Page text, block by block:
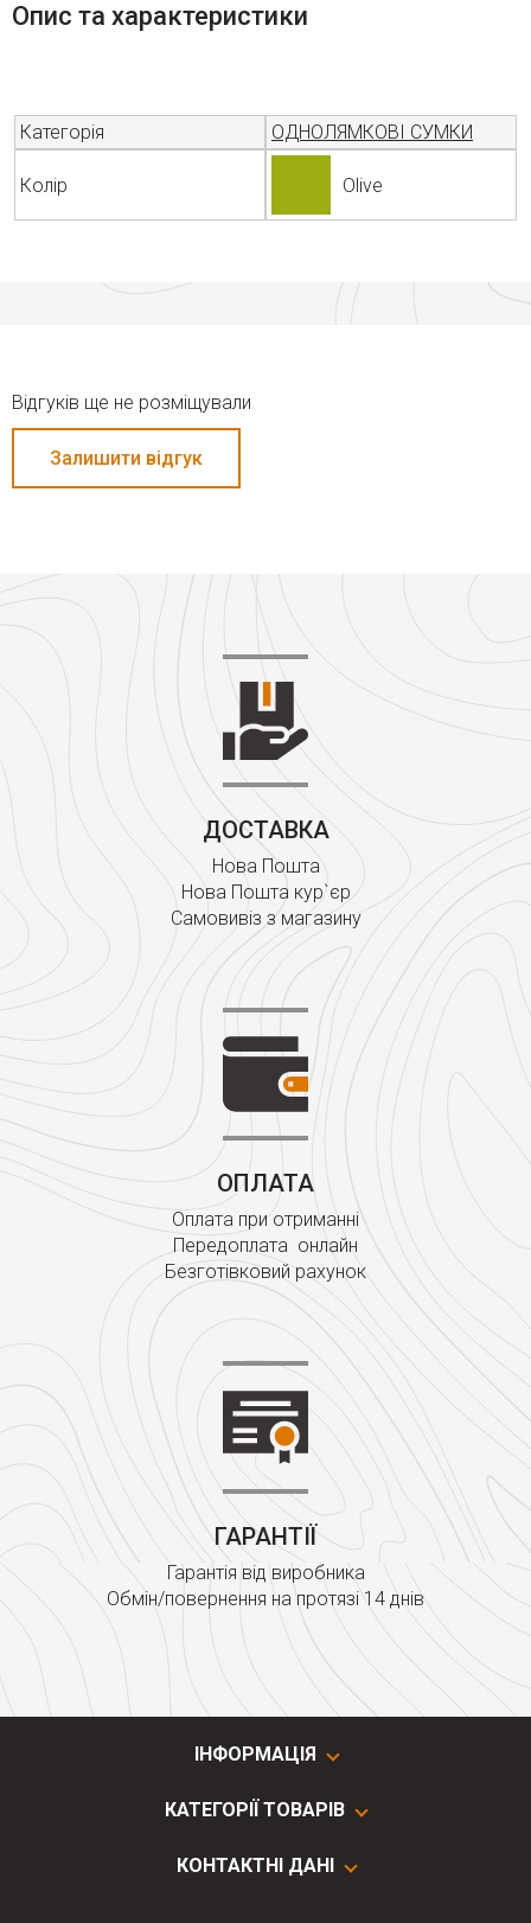
Опис та характеристики
Категорія ОДНОЛЯМКОВІ СУМКИ
Колір Olive
Відгуків ще не розміщували
Залишити відгук
ДОСТАВКА
Нова Пошта
Нова Пошта кур`єр
Самовивіз з магазину
ОПЛАТА
Оплата при отриманні
Передоплата онлайн
Безготівковий рахунок
ГАРАНТІЇ
Гарантія від виробника
Обмін/повернення на протязі 14 днів
ІНФОРМАЦІЯ
КАТЕГОРІЇ ТОВАРІВ
КОНТАКТНІ ДАНІ